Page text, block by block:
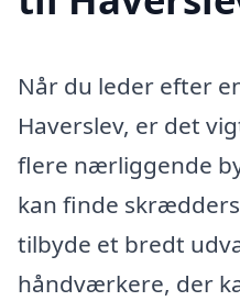
Når du leder efter
Haverslev, er det
flere nærliggende
kan finde
tilbyde et bredt
håndværkere, der